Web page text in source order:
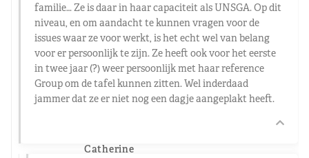
familie… Ze is daar in haar capaciteit als UNSGA. Op dit
niveau, en om aandacht te kunnen vragen voor de
issues waar ze voor werkt, is het echt wel van belang
voor er persoonlijk te zijn. Ze heeft ook voor het eerste
in twee jaar (?) weer persoonlijk met haar reference
Group om de tafel kunnen zitten. Wel inderdaad
jammer dat ze er niet nog een dagje aangeplakt heeft.
Catherine